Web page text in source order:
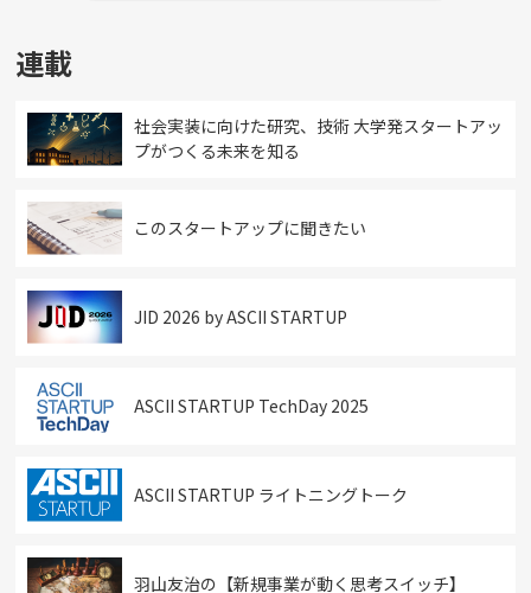
連載
社会実装に向けた研究、技術 大学発スタートアッ
プがつくる未来を知る
このスタートアップに聞きたい
JID 2026 by ASCII STARTUP
ASCII STARTUP TechDay 2025
ASCII STARTUP ライトニングトーク
羽山友治の【新規事業が動く思考スイッチ】